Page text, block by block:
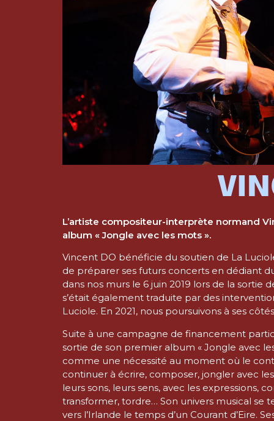
L’artiste compositeur-interprète normand
album « Jongle avec les mots ».
Vincent DO bénéficie du soutien de La
de préparer ses futurs concerts en dédiant
dans nos murs le 6 juin 2019 lors de la
s’était également traduite par des
Luciole. En 2021, nous poursuivons à ses
Suite à une campagne de financement
sortie de son premier album « Jongle avec
comme une nécessité au moment où le
continuer à écrire, composer, jongler avec
leurs sons, leurs sens, avec les expressions,
transformer, tordre… Son univers musical se
vers l’Irlande le temps d’un Courant d’Eire.